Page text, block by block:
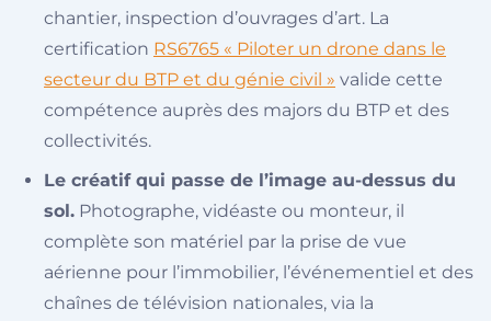
chantier, inspection d’ouvrages d’art. La
certification RS6765 « Piloter un drone dans le
secteur du BTP et du génie civil » valide cette
compétence auprès des majors du BTP et des
collectivités.
Le créatif qui passe de l’image au-dessus du
sol. Photographe, vidéaste ou monteur, il
complète son matériel par la prise de vue
aérienne pour l’immobilier, l’événementiel et des
chaînes de télévision nationales, via la